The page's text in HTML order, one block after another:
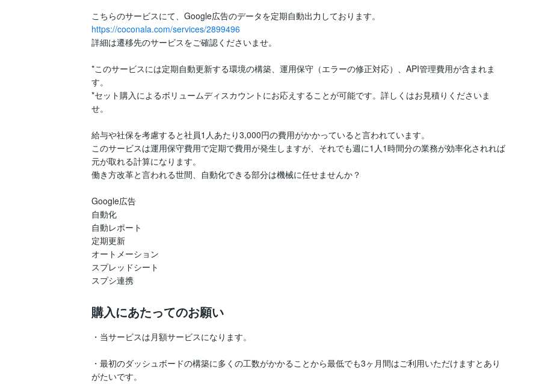
https://coconala.com/services/2899496
詳細は遷移先のサービスをご確認くださいませ。
*このサービスには定期自動更新する環境の構築、運用保守（エラーの修正対応）、API管理費用が含まれま
す。
*セット購入によるボリュームディスカウントにお応えすることが可能です。詳しくはお見積りくださいま
せ。
給与や社保を考慮すると社員1人あたり3,000円の費用がかかっていると言われています。
このサービスは運用保守費用で定期で費用が発生しますが、それでも週に1人1時間分の業務が効率化されれば
元が取れる計算になります。
働き方改革と言われる世間、自動化できる部分は機械に任せませんか？
Google広告
自動化
自動レポート
定期更新
オートメーション
スプレッドシート
スプシ連携
購入にあたってのお願い
・当サービスは月額サービスになります。
・最初のダッシュボードの構築に多くの工数がかかることから最低でも3ヶ月間はご利用いただけますとあり
がたいです。